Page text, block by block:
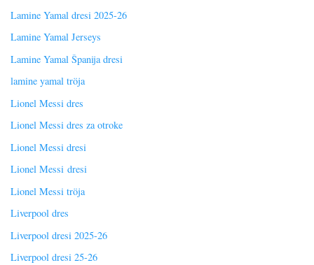
Lamine Yamal dresi 2025-26
Lamine Yamal Jerseys
Lamine Yamal Španija dresi
lamine yamal tröja
Lionel Messi dres
Lionel Messi dres za otroke
Lionel Messi dresi
Lionel Messi dresi
Lionel Messi tröja
Liverpool dres
Liverpool dresi 2025-26
Liverpool dresi 25-26